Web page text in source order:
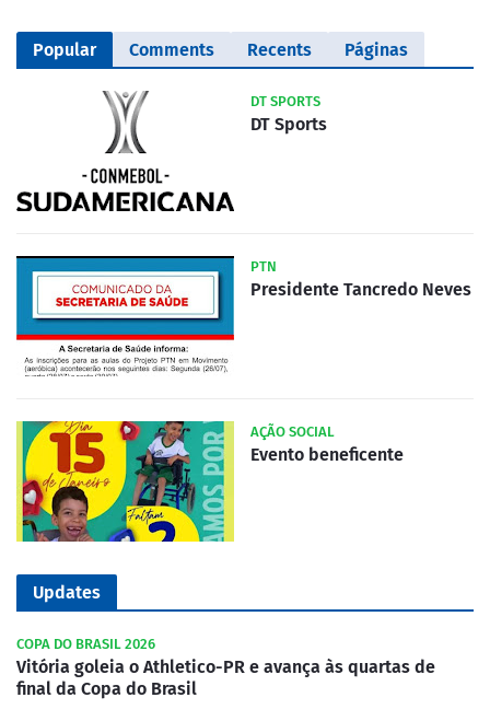
Popular Comments Recents Páginas
DT SPORTS
DT Sports
PTN
Presidente Tancredo Neves
AÇÃO SOCIAL
Evento beneficente
Updates
COPA DO BRASIL 2026
Vitória goleia o Athletico-PR e avança às quartas de
final da Copa do Brasil